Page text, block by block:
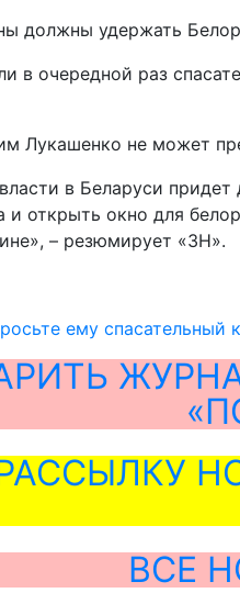
должны удержать
в очередной раз
Лукашенко не может
в Беларуси
открыть окно для
– резюмирует «ЗН».
ему спасательный
ВСЕ